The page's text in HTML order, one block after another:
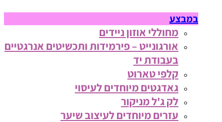
במבצע
מחוללי אוזון ניידים
אורגונייט – פירמידות ותכשיטים אנרגטיים
בעבודת יד
קלפי טארוט
גאדגטים מיוחדים לעיסוי
לק ג'ל מניקור
עזרים מיוחדים לעיצוב שיער